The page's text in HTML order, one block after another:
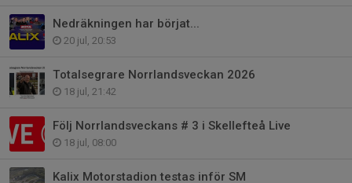
Nedräkningen har börjat...
20 jul, 20:53
Totalsegrare Norrlandsveckan 2026
18 jul, 21:42
Följ Norrlandsveckans # 3 i Skellefteå Live
18 jul, 08:00
Kalix Motorstadion testas inför SM